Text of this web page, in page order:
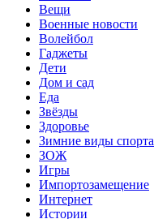
Вещи
Военные новости
Волейбол
Гаджеты
Дети
Дом и сад
Еда
Звёзды
Здоровье
Зимние виды спорта
ЗОЖ
Игры
Импортозамещение
Интернет
Истории